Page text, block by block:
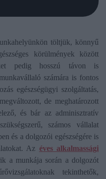
töltjük, könnyű
körülmények között
pedig hosszú távon is
számára is fontos
egészségügyi szolgáltatás,
de meghatározott
és bár az adminisztratív
számos vállalat
és a dolgozói egészségére is
Az éves alkalmassági
a munkája során a dolgozót
tekinthetők,